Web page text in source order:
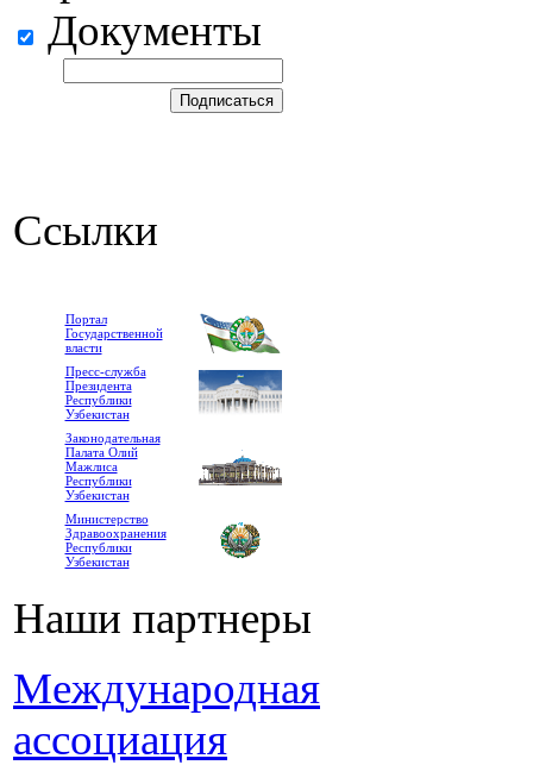
Документы
Ссылки
Портал
Государственной
власти
Пресс-служба
Президента
Республики
Узбекистан
Законодательная
Палата Олий
Мажлиса
Республики
Узбекистан
Министерство
Здравоохранения
Республики
Узбекистан
Наши партнеры
Международная
ассоциация